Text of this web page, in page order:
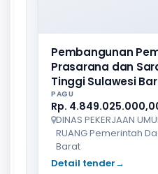
Pembangunan
Prasarana dan
Tinggi Sulawesi
PAGU
Rp.
DINAS PEKERJAAN
RUANG Pemerintah
Barat
Detail tender→